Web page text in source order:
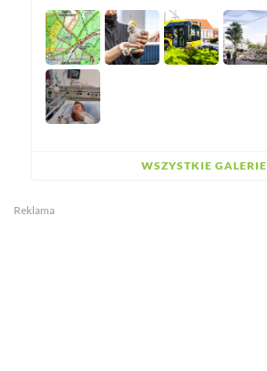
WSZYSTKIE GALERIE
Reklama